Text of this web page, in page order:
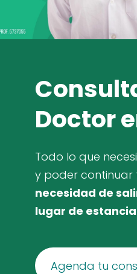
Doctor
Todo lo que
y poder continuar
necesidad de
lugar de estancia.
​Agenda tu